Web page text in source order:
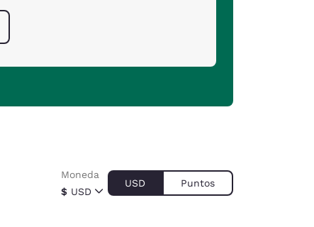
$ USD
Moneda
USD Puntos